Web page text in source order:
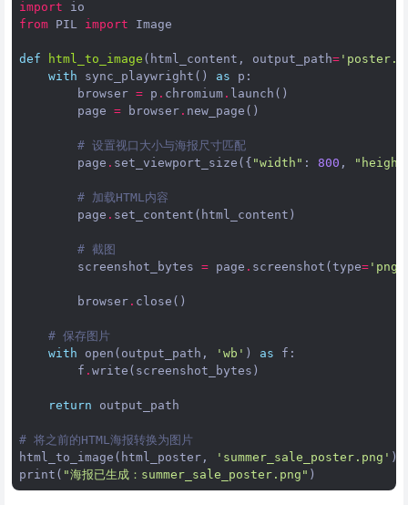
import
io
from PIL import Image
def html_to_image ( html_content , output_path=
with
sync_playwright () as p :
browser = p . chromium . launch ()
page = browser . new_page ()
# 设置视口大小与海报尺寸匹配
page . set_viewport_size ({ "width" : 800 ,
# 加载HTML内容
page . set_content ( html_content )
# 截图
screenshot_bytes = page . screenshot ( type= 'png'
browser . close ()
# 保存图片
with
open ( output_path , 'wb' ) as f :
f . write ( screenshot_bytes )
return output_path
# 将之前的HTML海报转换为图片
html_to_image ( html_poster , 'summer_sale_poster.png' )
print ( "海报已生成：summer_sale_poster.png" )